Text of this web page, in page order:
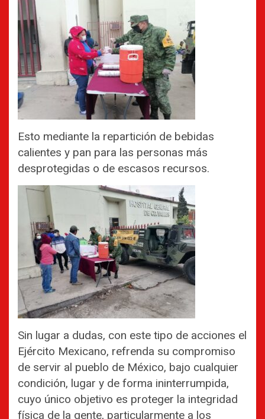
Esto mediante la repartición de bebidas
calientes y pan para las personas más
desprotegidas o de escasos recursos.
Sin lugar a dudas, con este tipo de acciones el
Ejército Mexicano, refrenda su compromiso
de servir al pueblo de México, bajo cualquier
condición, lugar y de forma ininterrumpida,
cuyo único objetivo es proteger la integridad
física de la gente, particularmente a los